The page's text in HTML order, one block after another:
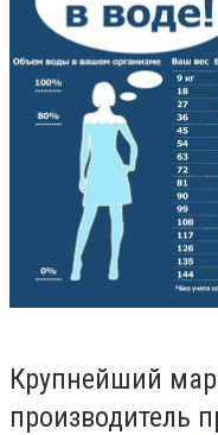
Крупнейший
производитель